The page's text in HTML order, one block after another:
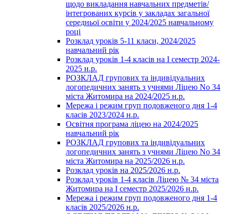
щодо викладання навчальних предметів/
інтегрованих курсів у закладах загальної
середньої освіти у 2024/2025 навчальному
році
Розклад уроків 5-11 класи, 2024/2025
навчальний рік
Розклад уроків 1-4 класів на І семестр 2024-
2025 н.р.
РОЗКЛАД групових та індивідуальних
логопедичних занять з учнями Ліцею No 34
міста Житомира на 2024/2025 н.р.
Мережа і режим груп подовженого дня 1-4
класів 2023/2024 н.р.
Освітня програма ліцею на 2024/2025
навчальний рік
РОЗКЛАД групових та індивідуальних
логопедичних занять з учнями Ліцею No 34
міста Житомира на 2025/2026 н.р.
Розклад уроків на 2025/2026 н.р.
Розклад уроків 1-4 класів Ліцею № 34 міста
Житомира на І семестр 2025/2026 н.р.
Мережа і режим груп подовженого дня 1-4
класів 2025/2026 н.р.